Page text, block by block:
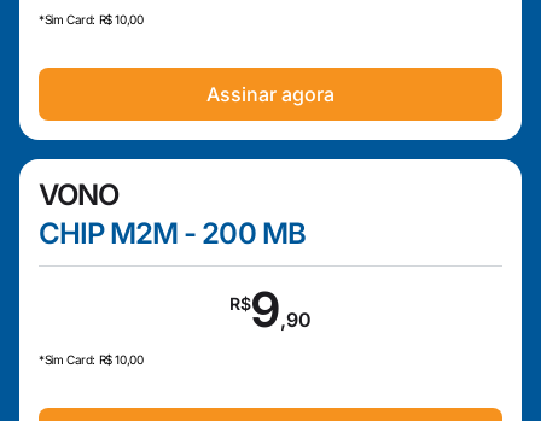
*Sim Card: R$ 10,00
Assinar agora
VONO
CHIP M2M - 200 MB
R$9,90
*Sim Card: R$ 10,00